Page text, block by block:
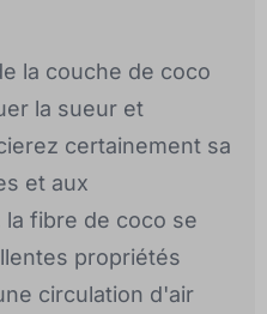
la couche de coco
la sueur et
certainement sa
et aux
la fibre de coco se
propriétés
circulation d'air